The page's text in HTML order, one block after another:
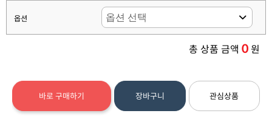
옵션
총 상품 금액 0원
바로 구매하기 장바구니 관심상품